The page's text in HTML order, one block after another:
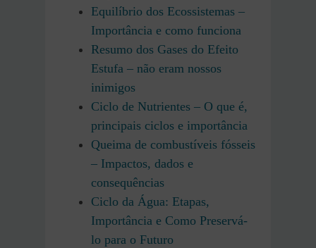
Equilíbrio dos Ecossistemas –
Importância e como funciona
Resumo dos Gases do Efeito
Estufa – não eram nossos
inimigos
Ciclo de Nutrientes – O que é,
principais ciclos e importância
Queima de combustíveis fósseis
– Impactos, dados e
consequências
Ciclo da Água: Etapas,
Importância e Como Preservá-
lo para o Futuro